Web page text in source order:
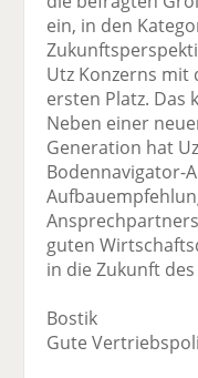
ein, in den
Utz Konzerns mit
ersten Platz. Das
Neben einer
Generation hat
Bodennavigator-
guten
in die Zukunft
Bostik
Gute